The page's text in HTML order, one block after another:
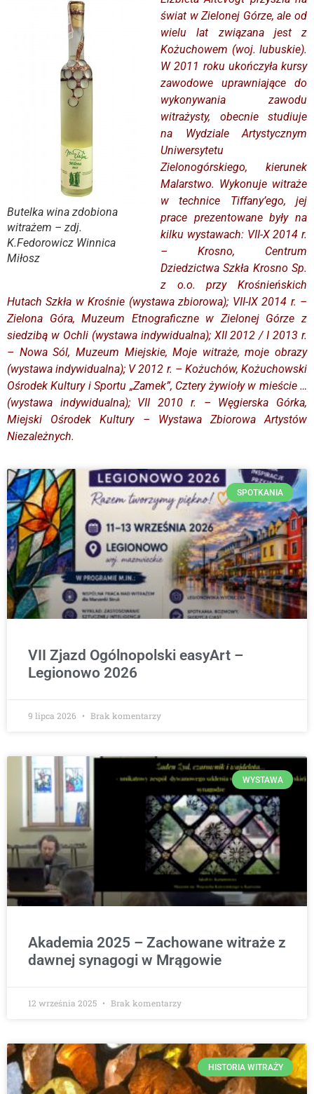
Butelka wina zdobiona
witrażem – zdj.
K.Fedorowicz Winnica
Miłosz
świat w Zielonej Górze, ale od
wielu lat związana jest z
Kożuchowem (woj. lubuskie).
W 2011 roku ukończyła kursy
zawodowe uprawniające do
wykonywania zawodu
witrażysty, obecnie studiuje
na Wydziale Artystycznym
Uniwersytetu
Zielonogórskiego, kierunek
Malarstwo. Wykonuje witraże
w technice Tiffany’ego, jej
prace prezentowane były na
kilku wystawach: VII-X 2014 r.
– Krosno, Centrum
Dziedzictwa Szkła Krosno Sp.
z o.o. przy Krośnieńskich
Hutach Szkła w Krośnie (wystawa zbiorowa); VII-IX 2014 r. –
Zielona Góra, Muzeum Etnograficzne w Zielonej Górze z
siedzibą w Ochli (wystawa indywidualna); XII 2012 / I 2013 r.
– Nowa Sól, Muzeum Miejskie, Moje witraże, moje obrazy
(wystawa indywidualna); V 2012 r. – Kożuchów, Kożuchowski
Ośrodek Kultury i Sportu „Zamek”, Cztery żywioły w mieście …
(wystawa indywidualna); VII 2010 r. – Węgierska Górka,
Miejski Ośrodek Kultury – Wystawa Zbiorowa Artystów
Niezależnych.
SPOTKANIA
VII Zjazd Ogólnopolski easyArt –
Legionowo 2026
9 lipca 2026 Brak komentarzy
WYSTAWA
Akademia 2025 – Zachowane witraże z
dawnej synagogi w Mrągowie
12 września 2025 Brak komentarzy
HISTORIA WITRAŻY